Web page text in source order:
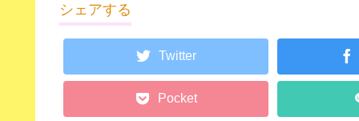
シェアする
Twitter
Pocket